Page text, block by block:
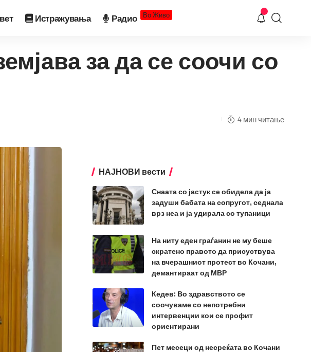
Истражувања Радио Во Живо
за да се соочи со
4 мин читање
НАЈНОВИ вести
Снаата со јастук се обидела да ја
задуши бабата на сопругот, седнала
врз неа и ја удирала со тупаници
На ниту еден граѓанин не му беше
скратено правото да присуствува
на вчерашниот протест во Кочани,
демантираат од МВР
Кедев: Во здравството се
соочуваме со непотребни
интервенции кои се профит
ориентирани
Пет месеци од несреќата во Кочани